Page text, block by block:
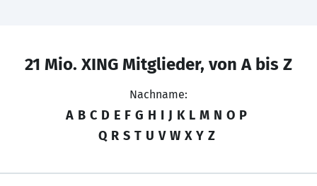
21 Mio. XING Mitglieder, von A bis Z
Nachname:
A B C D E F G H I J K L M N O P
Q R S T U V W X Y Z